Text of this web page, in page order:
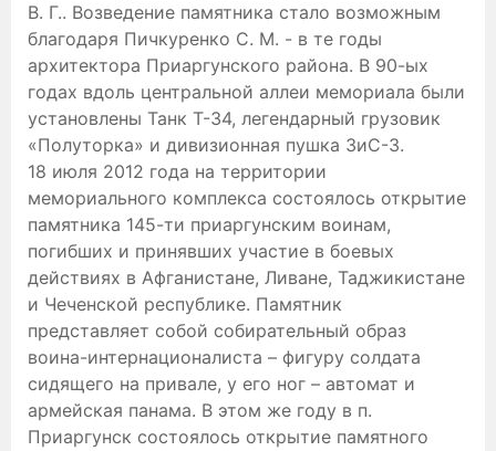
В. Г.. Возведение памятника стало возможным
благодаря Пичкуренко С. М. - в те годы
архитектора Приаргунского района. В 90-ых
годах вдоль центральной аллеи мемориала были
установлены Танк Т-34, легендарный грузовик
«Полуторка» и дивизионная пушка ЗиС-3.
18 июля 2012 года на территории
мемориального комплекса состоялось открытие
памятника 145-ти приаргунским воинам,
погибших и принявших участие в боевых
действиях в Афганистане, Ливане, Таджикистане
и Чеченской республике. Памятник
представляет собой собирательный образ
воина-интернационалиста – фигуру солдата
сидящего на привале, у его ног – автомат и
армейская панама. В этом же году в п.
Приаргунск состоялось открытие памятного